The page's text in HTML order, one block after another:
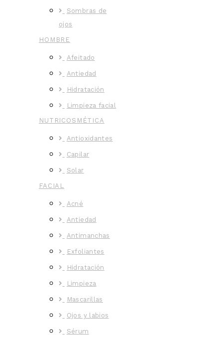
Sombras de
ojos
HOMBRE
Afeitado
Antiedad
Hidratación
Limpieza facial
NUTRICOSMÉTICA
Antioxidantes
Capilar
Solar
FACIAL
Acné
Antiedad
Antimanchas
Exfoliantes
Hidratación
Limpieza
Mascarillas
Ojos y labios
Sérum